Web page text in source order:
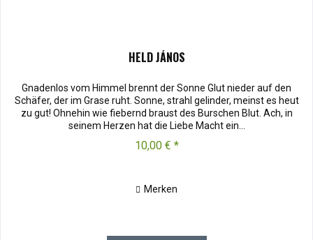
HELD JÁNOS
Gnadenlos vom Himmel brennt der Sonne Glut nieder auf den
Schäfer, der im Grase ruht. Sonne, strahl gelinder, meinst es heut
zu gut! Ohnehin wie fiebernd braust des Burschen Blut. Ach, in
seinem Herzen hat die Liebe Macht ein...
10,00 € *
Merken